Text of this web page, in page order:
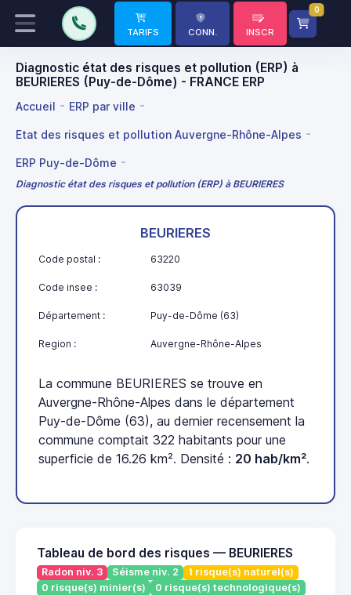
TARIFS CONN. INSCR
0
Diagnostic état des risques et pollution (ERP) à
BEURIERES (Puy-de-Dôme) - FRANCE ERP
Accueil ERP par ville
Etat des risques et pollution Auvergne-Rhône-Alpes
ERP Puy-de-Dôme
Diagnostic état des risques et pollution (ERP) à BEURIERES
BEURIERES
Code postal : 63220
Code insee : 63039
Département : Puy-de-Dôme (63)
Region : Auvergne-Rhône-Alpes
La commune BEURIERES se trouve en
Auvergne-Rhône-Alpes dans le département
Puy-de-Dôme (63), au dernier recensement la
commune comptait 322 habitants pour une
superficie de 16.26 km². Densité : 20 hab/km².
Tableau de bord des risques — BEURIERES
Radon niv. 3 Séisme niv. 2
1 risque(s) naturel(s)
0 risque(s) minier(s)
0 risque(s) technologique(s)